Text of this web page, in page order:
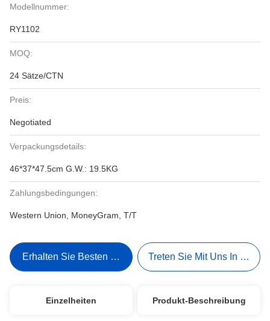
Modellnummer:
RY1102
MOQ:
24 Sätze/CTN
Preis:
Negotiated
Verpackungsdetails:
46*37*47.5cm G.W.: 19.5KG
Zahlungsbedingungen:
Western Union, MoneyGram, T/T
Erhalten Sie Besten Preis Treten Sie Mit Uns In
Einzelheiten Produkt-Beschreibung